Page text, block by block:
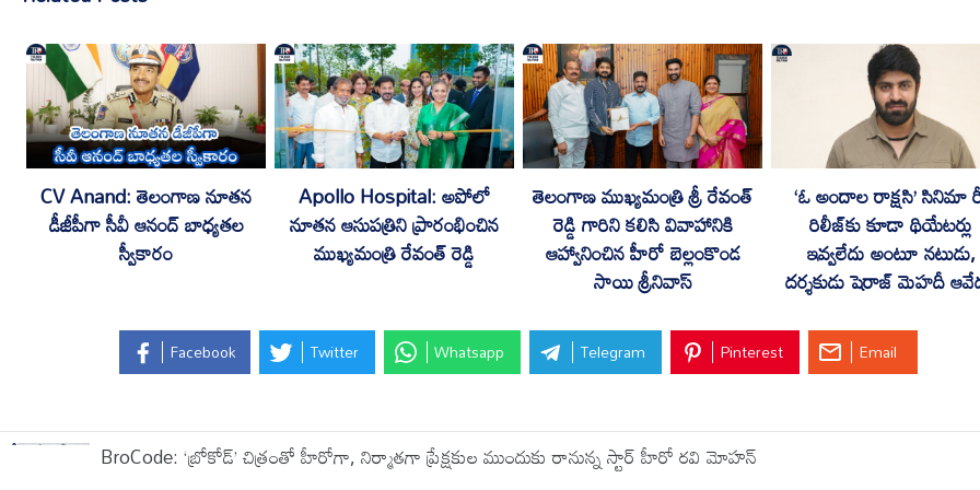
CV Anand: తెలంగాణ నూతన
డీజీపీగా సీవీ ఆనంద్ బాధ్యతల
స్వీకారం
Apollo Hospital: అపోలో
నూతన ఆసుపత్రిని ప్రారంభించిన
ముఖ్యమంత్రి రేవంత్ రెడ్డి
తెలంగాణ ముఖ్యమంత్రి శ్రీ రేవంత్
రెడ్డి గారిని కలిసి వివాహానికి
ఆహ్వానించిన హీరో బెల్లంకొండ
సాయి శ్రీనివాస్
‘ఓ అందాల రాక్షసి’ సినిమా
రిలీజ్‌కు కూడా థియేటర్లు
ఇవ్వలేదు అంటూ నటుడు,
దర్శకుడు షెరాజ్ మెహదీ
Facebook Twitter Whatsapp Telegram Pinterest Email
BroCode: ‘బ్రోకోడ్’ చిత్రంతో హీరోగా, నిర్మాతగా ప్రేక్షకుల ముందుకు రానున్న స్టార్ హీరో రవి మోహన్